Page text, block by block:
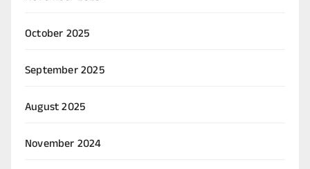
October 2025
September 2025
August 2025
November 2024